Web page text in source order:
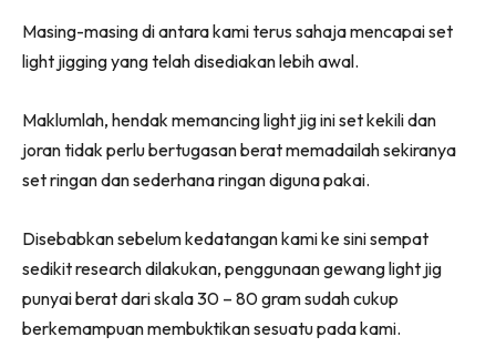
Masing-masing di antara kami terus sahaja mencapai set
light jigging yang telah disediakan lebih awal.
Maklumlah, hendak memancing light jig ini set kekili dan
joran tidak perlu bertugasan berat memadailah sekiranya
set ringan dan sederhana ringan diguna pakai.
Disebabkan sebelum kedatangan kami ke sini sempat
sedikit research dilakukan, penggunaan gewang light jig
punyai berat dari skala 30 – 80 gram sudah cukup
berkemampuan membuktikan sesuatu pada kami.